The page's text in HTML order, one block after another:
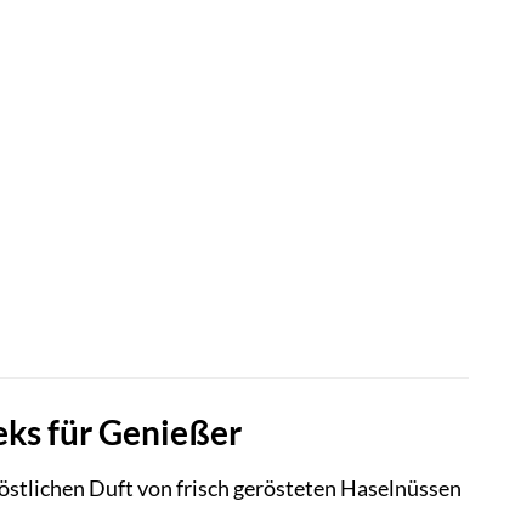
für Genießer
Duft von frisch gerösteten Haselnüssen